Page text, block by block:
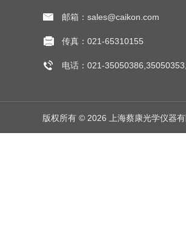
邮箱：sales@caikon.com
传真：021-65310155
电话：021-
版权所有 © 2026 上海蔡康光学仪